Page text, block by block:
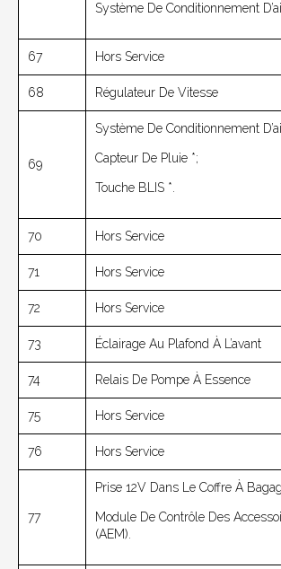
Système De Conditionnement
67 Hors Service
68 Régulateur De Vitesse
69
Système De Conditionnement
Capteur De Pluie *;
Touche BLIS *.
70 Hors Service
71 Hors Service
72 Hors Service
73 Éclairage Au Plafond À L’avant
74 Relais De Pompe À Essence
75 Hors Service
76 Hors Service
77
Prise 12V Dans Le Coffre À
Module De Contrôle Des
(AEM).